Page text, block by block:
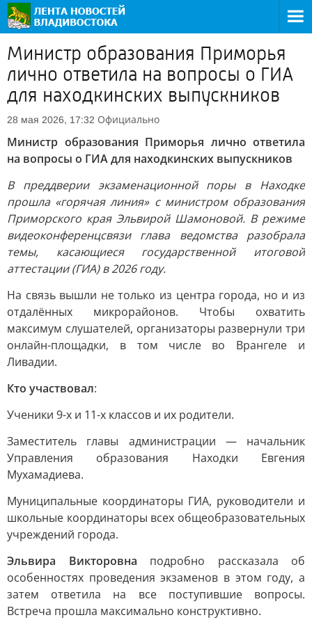
Министр образования Приморья
лично ответила на вопросы о ГИА
для находкинских выпускников
28 мая 2026, 17:32 Официально
Министр образования Приморья лично ответила
на вопросы о ГИА для находкинских выпускников
В преддверии экзаменационной поры в Находке
прошла «горячая линия» с министром образования
Приморского края Эльвирой Шамоновой. В режиме
видеоконференцсвязи глава ведомства разобрала
темы, касающиеся государственной итоговой
аттестации (ГИА) в 2026 году.
На связь вышли не только из центра города, но и из
отдалённых микрорайонов. Чтобы охватить
максимум слушателей, организаторы развернули три
онлайн-площадки, в том числе во Врангеле и
Ливадии.
Кто участвовал:
Ученики 9-х и 11-х классов и их родители.
Заместитель главы администрации — начальник
Управления образования Находки Евгения
Мухамадиева.
Муниципальные координаторы ГИА, руководители и
школьные координаторы всех общеобразовательных
учреждений города.
Эльвира Викторовна подробно рассказала об
особенностях проведения экзаменов в этом году, а
затем ответила на все поступившие вопросы.
Встреча прошла максимально конструктивно.